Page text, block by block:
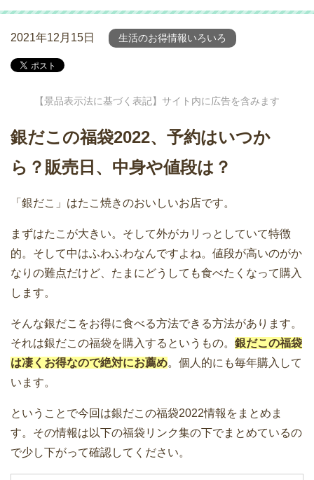
2021年12月15日 生活のお得情報いろいろ
【景品表示法に基づく表記】サイト内に広告を含みます
銀だこの福袋2022、予約はいつか
ら？販売日、中身や値段は？
「銀だこ」はたこ焼きのおいしいお店です。
まずはたこが大きい。そして外がカリっとしていて特徴
的。そして中はふわふわなんですよね。値段が高いのがか
なりの難点だけど、たまにどうしても食べたくなって購入
します。
そんな銀だこをお得に食べる方法できる方法があります。
それは銀だこの福袋を購入するというもの。 銀だこの福袋
は凄くお得なので絶対にお薦め。個人的にも毎年購入して
います。
ということで今回は銀だこの福袋2022情報をまとめま
す。その情報は以下の福袋リンク集の下でまとめているの
で少し下がって確認してください。